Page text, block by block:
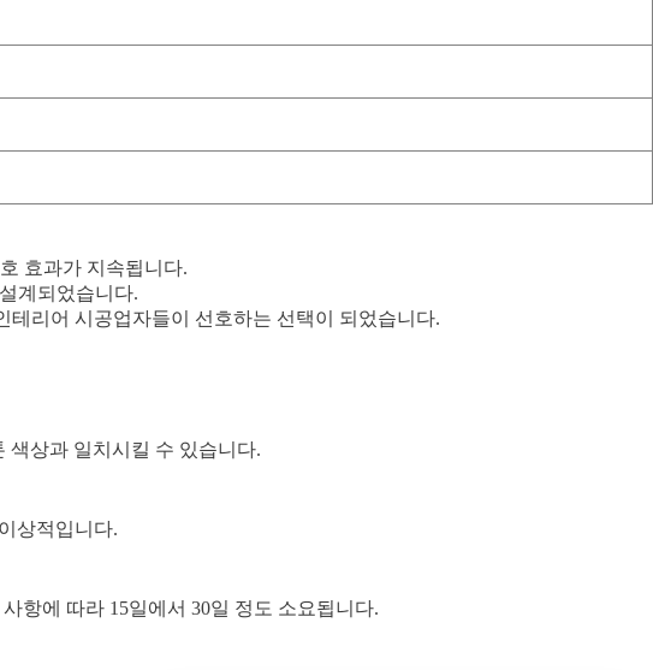
효과가 지속됩니다.
계되었습니다.
리어 시공업자들이 선호하는 선택이 되었습니다.
색상과 일치시킬 수 있습니다.
상적입니다.
항에 따라 15일에서 30일 정도 소요됩니다.